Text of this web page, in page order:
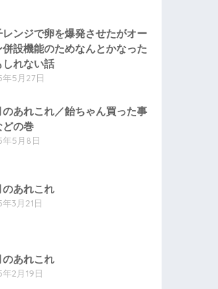
レンジで卵を爆発させたがオー
併設機能のためなんとかなった
しれない話
5月27日
のあれこれ／飴ちゃん買った事
どの巻
年5月8日
のあれこれ
3月21日
のあれこれ
2月19日